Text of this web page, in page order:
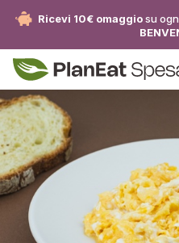
Ricevi 10€ omaggiosu